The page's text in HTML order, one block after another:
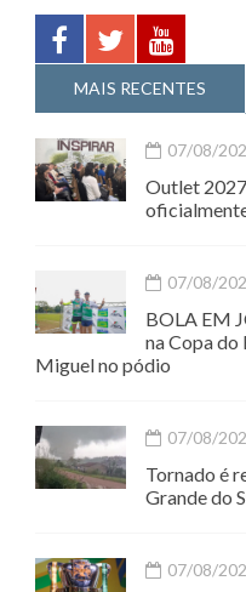
MAIS RECENTES
07/08/
Outlet
07/08/
BOLA EM
na Copa do
Miguel no pódio
07/08/
Tornado é
Grande do
07/08/